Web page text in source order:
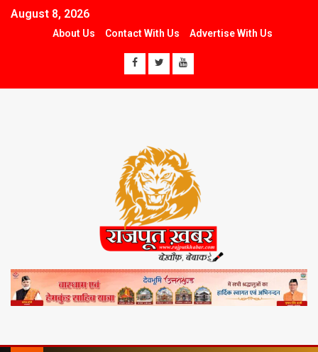
August 8, 2026
About Us Contact With Us Advertise With Us